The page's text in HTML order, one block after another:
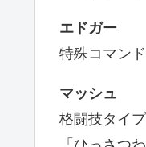
エドガー
特殊コマン
マッシュ
格闘技タイプ